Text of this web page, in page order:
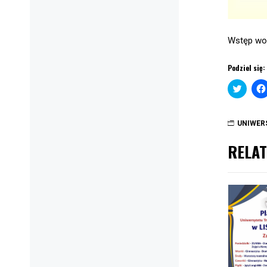
Wstęp
Podziel się:
Click
to